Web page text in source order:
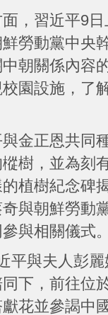
，習近平9
勞動黨中央
朝關係內容
園設施，了
金正恩共同
樹，並為刻
植樹紀念碑
與朝鮮勞動
與相關儀式。
平與夫人彭麗
下，前往位
花並參謁中